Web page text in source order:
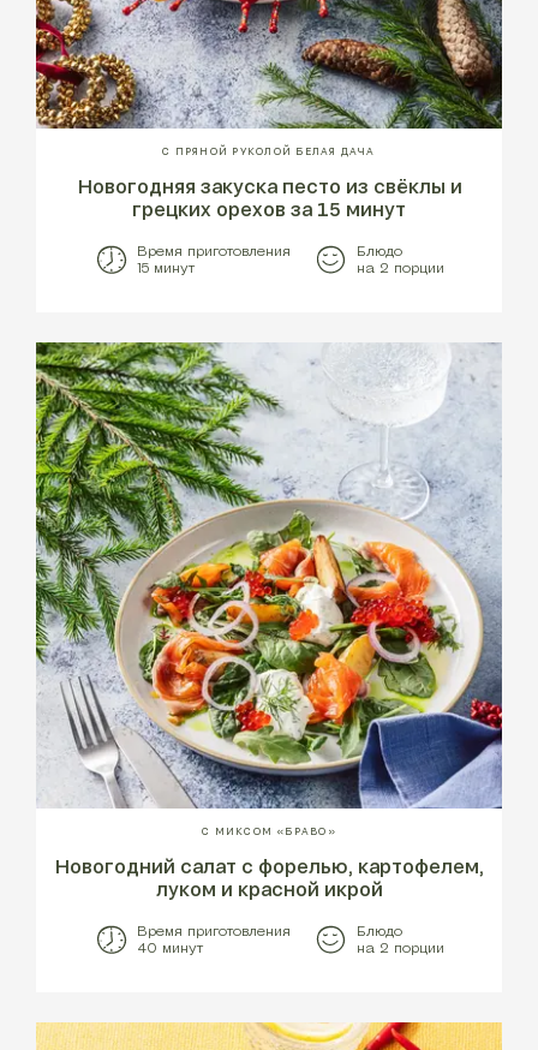
С ПРЯНОЙ РУКОЛОЙ БЕЛАЯ ДАЧА
Новогодняя закуска песто из свёклы и
грецких орехов за 15 минут
Время приготовления
15 минут
Блюдо
на 2 порции
С МИКСОМ «БРАВО»
Новогодний салат с форелью, картофелем,
луком и красной икрой
Время приготовления
40 минут
Блюдо
на 2 порции